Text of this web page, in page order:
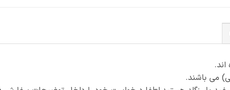
می باشند.